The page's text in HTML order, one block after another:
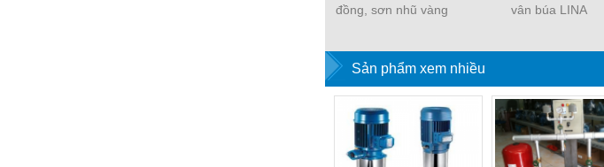
đồng, sơn nhũ vàng
vân búa LINA
Sản phẩm xem nhiều